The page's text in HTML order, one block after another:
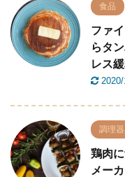
食品
ファ
らタ
レス
調理
鶏肉
メー